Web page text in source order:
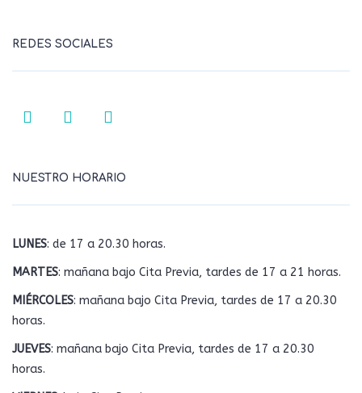
REDES SOCIALES
NUESTRO HORARIO
LUNES: de 17 a 20.30 horas.
MARTES: mañana bajo Cita Previa, tardes de 17 a 21 horas.
MIÉRCOLES: mañana bajo Cita Previa, tardes de 17 a 20.30
horas.
JUEVES: mañana bajo Cita Previa, tardes de 17 a 20.30
horas.